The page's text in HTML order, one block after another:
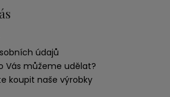
údajů
Vás můžeme udělat?
koupit naše výrobky